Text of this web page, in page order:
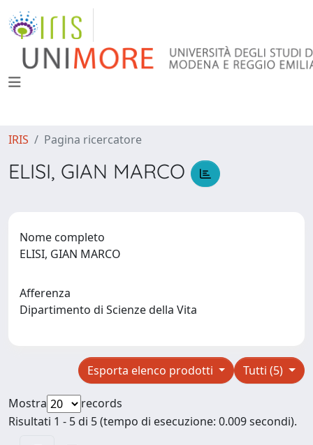
IRIS Pagina ricercatore
ELISI, GIAN MARCO
Nome completo
ELISI, GIAN MARCO
Afferenza
Dipartimento di Scienze della Vita
Tutti (5)
Esporta elenco prodotti
Mostra
records
Risultati 1 - 5 di 5 (tempo di esecuzione: 0.009 secondi).